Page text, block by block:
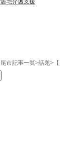
宅介護支援
市記事一覧>話題>【八